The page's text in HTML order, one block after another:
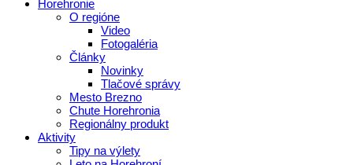
Horehronie
O regióne
Video
Fotogaléria
Články
Novinky
Tlačové správy
Mesto Brezno
Chute Horehronia
Regionálny produkt
Aktivity
Tipy na výlety